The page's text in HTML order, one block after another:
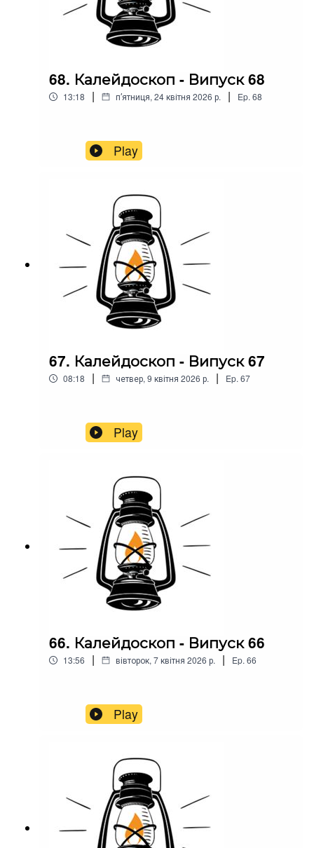
68. Калейдоскоп - Випуск 68
13:18 | пʼятниця, 24 квітня 2026 р. | Ep. 68
Play
67. Калейдоскоп - Випуск 67
08:18 | четвер, 9 квітня 2026 р. | Ep. 67
Play
66. Калейдоскоп - Випуск 66
13:56 | вівторок, 7 квітня 2026 р. | Ep. 66
Play